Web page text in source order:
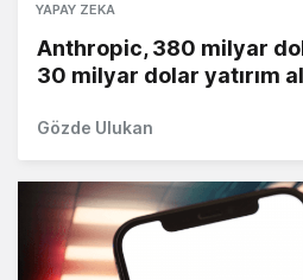
YAPAY ZEKA
Anthropic, 380 milyar
30 milyar dolar yatırım
Gözde Ulukan